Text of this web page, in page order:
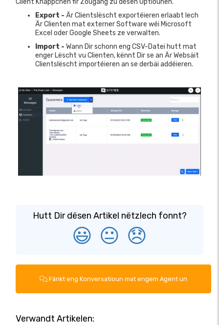
Export - Är Clientslëscht exportéieren erlaabt Iech
Är Clienten mat externer Software wéi Microsoft
Excel oder Google Sheets ze verwalten.
Import - Wann Dir schonn eng CSV-Datei hutt mat
enger Lëscht vu Clienten, kënnt Dir se an Är Websäit
Clientslëscht importéieren an se derbäi addéieren.
Hutt Dir dësen Artikel nëtzlech fonnt?
😃 😐 😞
Fänkt eng Konversatioun mat engem Agent un
Verwandt Artikelen: